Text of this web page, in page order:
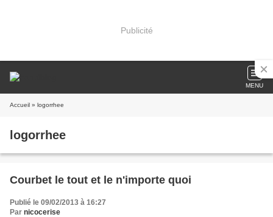
Publicité
MENU
Accueil » logorrhee
logorrhee
Courbet le tout et le n'importe quoi
Publié le 09/02/2013 à 16:27
Par nicocerise